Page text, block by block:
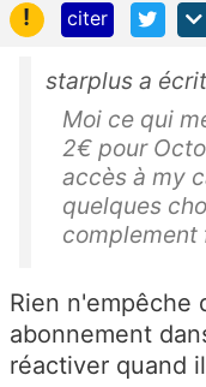
!
citer
starplus a écrit
Moi ce qui
2€ pour
accès à my
quelques
complement
Rien n'empêche
abonnement
réactiver quand